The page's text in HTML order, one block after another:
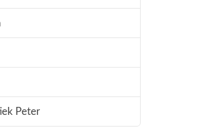
Peter